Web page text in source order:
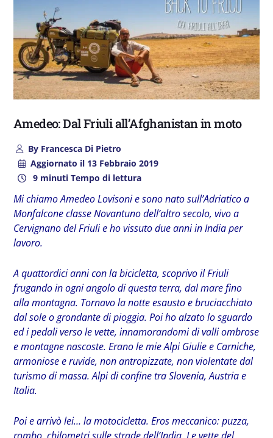
Amedeo: Dal Friuli all’Afghanistan in moto
ByFrancesca Di Pietro
Aggiornato il13 Febbraio 2019
9 minuti Tempo di lettura
Mi chiamo Amedeo Lovisoni e sono nato sull’Adriatico a
Monfalcone classe Novantuno dell’altro secolo, vivo a
Cervignano del Friuli e ho vissuto due anni in India per
lavoro.
A quattordici anni con la bicicletta, scoprivo il Friuli
frugando in ogni angolo di questa terra, dal mare fino
alla montagna. Tornavo la notte esausto e bruciacchiato
dal sole o grondante di pioggia. Poi ho alzato lo sguardo
ed i pedali verso le vette, innamorandomi di valli ombrose
e montagne nascoste. Erano le mie Alpi Giulie e Carniche,
armoniose e ruvide, non antropizzate, non violentate dal
turismo di massa. Alpi di confine tra Slovenia, Austria e
Italia.
Poi e arrivò lei… la motocicletta. Eros meccanico: puzza,